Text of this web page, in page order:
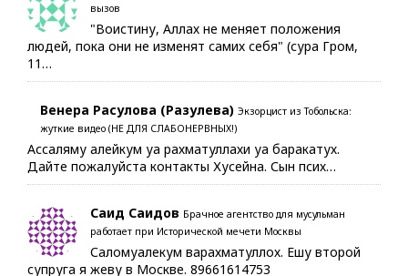
вызов
"Воистину, Аллах не меняет положения
людей, пока они не изменят самих себя" (сура Гром,
11…
Венера Расулова (Разулева) Экзорцист из Тобольска:
жуткие видео (НЕ ДЛЯ СЛАБОНЕРВНЫХ!)
Ассаляму алейкум уа рахматуллахи уа баракатух.
Дайте пожалуйста контакты Хусейна. Сын псих…
Саид Саидов Брачное агентство для мусульман
работает при Исторической мечети Москвы
Саломуалекум варахматуллох. Ешу второй
супруга я жеву в Москве. 89661614753